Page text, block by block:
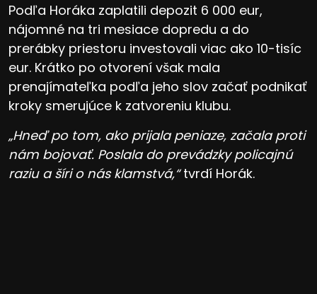
Podľa Horáka zaplatili depozit 6 000 eur,
nájomné na tri mesiace dopredu a do
prerábky priestoru investovali viac ako 10-tisíc
eur. Krátko po otvorení však mala
prenajímateľka podľa jeho slov začať podnikať
kroky smerujúce k zatvoreniu klubu.
„Hneď po tom, ako prijala peniaze, začala proti
nám bojovať. Poslala do prevádzky policajnú
raziu a šíri o nás klamstvá,“tvrdí Horák.